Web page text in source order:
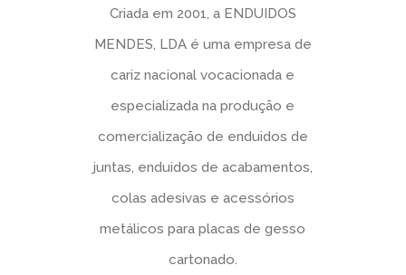
Criada em 2001, a ENDUIDOS
MENDES, LDA é uma empresa de
cariz nacional vocacionada e
especializada na produção e
comercialização de enduidos de
juntas, enduidos de acabamentos,
colas adesivas e acessórios
metálicos para placas de gesso
cartonado.